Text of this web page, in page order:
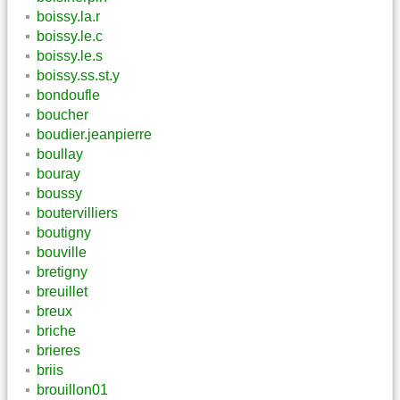
boissy.la.r
boissy.le.c
boissy.le.s
boissy.ss.st.y
bondoufle
boucher
boudier.jeanpierre
boullay
bouray
boussy
boutervilliers
boutigny
bouville
bretigny
breuillet
breux
briche
brieres
briis
brouillon01